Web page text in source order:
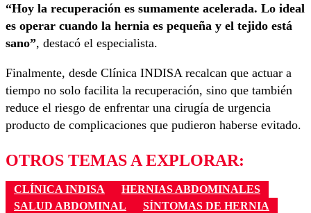
“Hoy la recuperación es sumamente acelerada. Lo ideal
es operar cuando la hernia es pequeña y el tejido está
sano”, destacó el especialista.
Finalmente, desde Clínica INDISA recalcan que actuar a
tiempo no solo facilita la recuperación, sino que también
reduce el riesgo de enfrentar una cirugía de urgencia
producto de complicaciones que pudieron haberse evitado.
OTROS TEMAS A EXPLORAR:
CLÍNICA INDISA
HERNIAS ABDOMINALES
SALUD ABDOMINAL
SÍNTOMAS DE HERNIA